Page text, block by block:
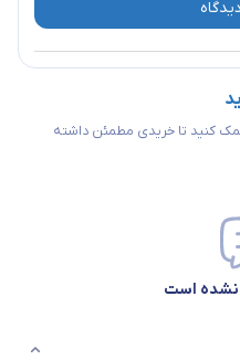
کنید تا خریدی مطمئن داشته
نشده است